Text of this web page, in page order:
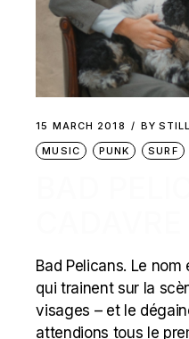
15 MARCH 2018 BY
MUSIC
PUNK SURF
Bad Pelicans. Le
qui trainent sur la
visages – et le
attendions tous le